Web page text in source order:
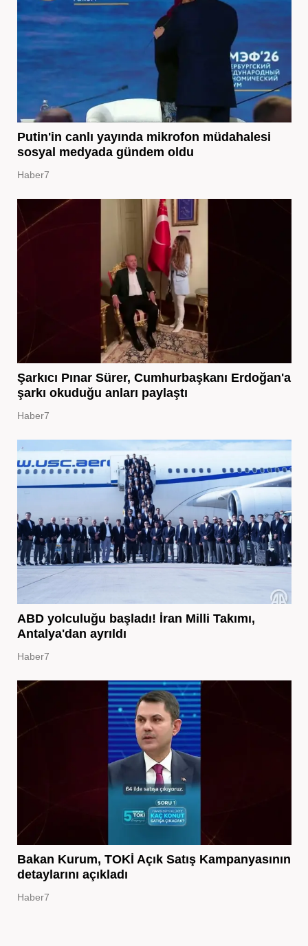
Putin'in canlı yayında mikrofon müdahalesi
sosyal medyada gündem oldu
Haber7
Şarkıcı Pınar Sürer, Cumhurbaşkanı Erdoğan'a
şarkı okuduğu anları paylaştı
Haber7
ABD yolculuğu başladı! İran Milli Takımı,
Antalya'dan ayrıldı
Haber7
Bakan Kurum, TOKİ Açık Satış Kampanyasının
detaylarını açıkladı
Haber7